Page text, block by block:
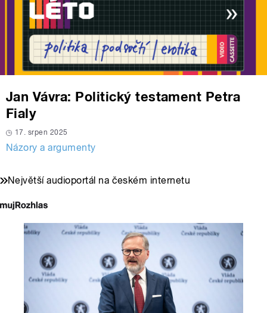
Jan Vávra: Politický testament Petra
Fialy
17. srpen 2025
Názory a argumenty
Největší audioportál na českém internetu